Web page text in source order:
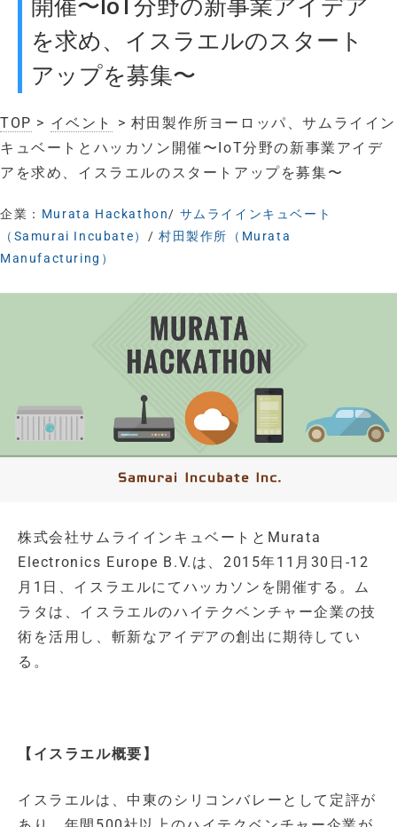
開催〜IoT分野の新事業アイデア
を求め、イスラエルのスタート
アップを募集〜
TOP > イベント
> 村田製作所ヨーロッパ、サムライイン
キュベートとハッカソン開催〜IoT分野の新事業アイデ
アを求め、イスラエルのスタートアップを募集〜
企業： Murata Hackathon/ サムライインキュベート
（Samurai Incubate） /村田製作所（Murata
Manufacturing）
株式会社サムライインキュベートとMurata
Electronics Europe B.V.は、2015年11月30日-12
月1日、イスラエルにてハッカソンを開催する。ム
ラタは、イスラエルのハイテクベンチャー企業の技
術を活用し、斬新なアイデアの創出に期待してい
る。
【イスラエル概要】
イスラエルは、中東のシリコンバレーとして定評が